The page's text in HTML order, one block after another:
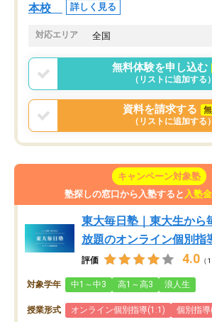
本校 詳しく見る
対応エリア 全国
無料体験を申し込む
（リストに追加する）
資料を請求する
（リストに追加する）
キャンペーン対象塾
塾探しの窓口から入塾すると 入塾
東大毎日塾｜東大生から
放題のオンライン個別指
評価 4.0 （
対象学年 中1～中3 高1～高3 浪人生
授業形式 オンライン個別指導(1:1) 個別指導